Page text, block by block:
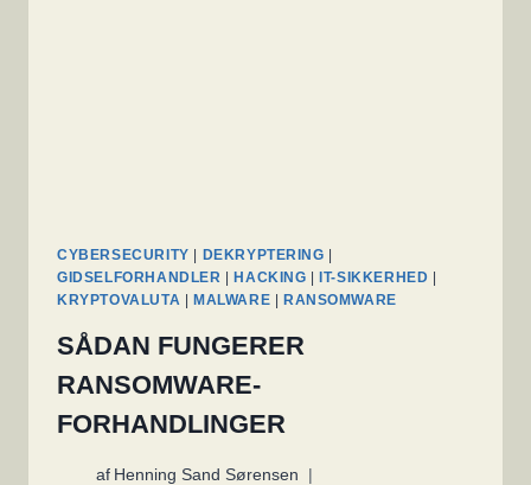
CYBERSECURITY DEKRYPTERING
GIDSELFORHANDLER
HACKING IT-SIKKERHED
KRYPTOVALUTA
MALWARE RANSOMWARE
SÅDAN FUNGERER
RANSOMWARE-
FORHANDLINGER
af Henning Sand Sørensen